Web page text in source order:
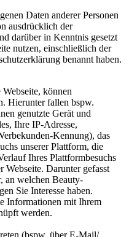
Daten anderer Personen
ausdrücklich der
darüber in Kenntnis gesetzt
nutzen, einschließlich der
benannt haben.
können
Hierunter fallen bspw.
genutzte Gerät und
Ihre IP-Adresse,
Kennung), das
unserer Plattform, die
Ihres Plattformbesuchs
Darunter gefasst
an welchen Beauty-
Sie Interesse haben.
Informationen mit Ihrem
werden.
(bspw. über E-Mail/